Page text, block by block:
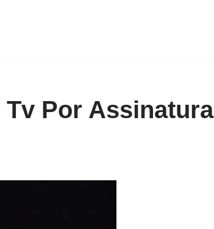
Tv Por Assinatura